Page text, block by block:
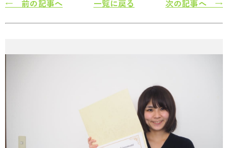
← 前の記事へ 一覧に戻る 次の記事へ →